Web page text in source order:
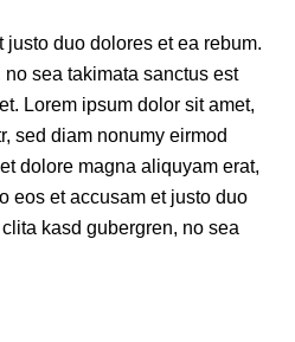
justo duo dolores et ea rebum.
sea takimata sanctus est
Lorem ipsum dolor sit amet,
sed diam nonumy eirmod
dolore magna aliquyam erat,
eos et accusam et justo duo
kasd gubergren, no sea